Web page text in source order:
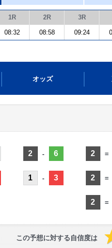
1R 2R 3R
08:32 08:58 09:24
オッズ
2 - 6
1 - 3
2 =
2 =
2 =
この予想に対する自信度は